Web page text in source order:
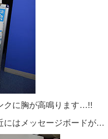
クに胸が高鳴ります…!!
にはメッセージボードが…